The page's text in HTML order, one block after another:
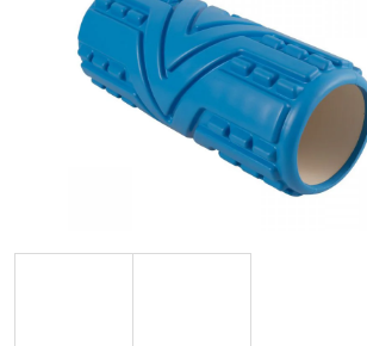
LAKEN LÁHEV HLINÍK FUTURA 1500
ML MODRÁ